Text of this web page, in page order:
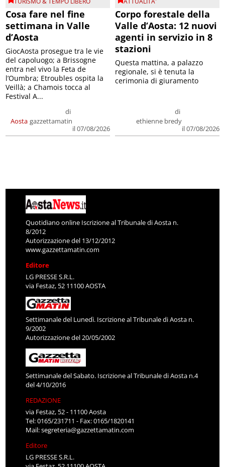
Cosa fare nel fine
settimana in Valle
d’Aosta
Aosta
di
gazzettamatin
il 07/08/2026
GiocAosta prosegue tra le vie
del capoluogo; a Brissogne
entra nel vivo la Feta de
l’Oumbra; Etroubles ospita la
Veillà; a Chamois tocca al
Festival A...
Corpo forestale della
Valle d’Aosta: 12 nuovi
agenti in servizio in 8
stazioni
di
ethienne bredy
il 07/08/2026
Questa mattina, a palazzo
regionale, si è tenuta la
cerimonia di giuramento
Quotidiano online Iscrizione al Tribunale di Aosta n.
8/2012
Autorizzazione del 13/12/2012
www.gazzettamatin.com
Editore
LG PRESSE S.R.L.
via Festaz, 52 11100 AOSTA
Settimanale del Lunedì. Iscrizione al Tribunale di Aosta n.
9/2002
Autorizzazione del 20/05/2002
Settimanale del Sabato. Iscrizione al Tribunale di Aosta n.4
del 4/10/2016
REDAZIONE
via Festaz, 52 - 11100 Aosta
Tel: 0165/231711 - Fax: 0165/1820141
Mail:segreteria@gazzettamatin.com
Editore
LG PRESSE S.R.L.